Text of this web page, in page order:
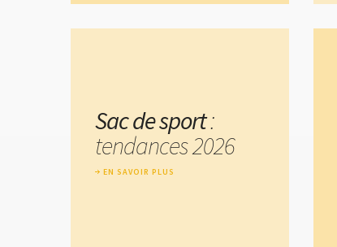
Sac de sport:
tendances 2026
EN SAVOIR PLUS